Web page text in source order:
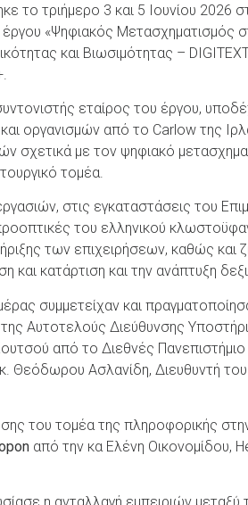
το τριήμερο 3 και 5 Ιουνίου 2026
«Ψηφιακός Μετασχηματισμός
και Βιωσιμότητας –
εταίρος του έργου,
οργανισμών από το Carlow της
σχετικά με τον ψηφιακό
τομέα.
στις εγκαταστάσεις του
του ελληνικού
των επιχειρήσεων, καθώς και
και κατάρτιση και την ανάπτυξη
συμμετείχαν και
Αυτοτελούς Διεύθυνσης
από το Διεθνές
κ. Θεόδωρου Ασλανίδη, Διευθυντή
του τομέα της πληροφορικής
από την κα Ελένη Οικονομίδου,